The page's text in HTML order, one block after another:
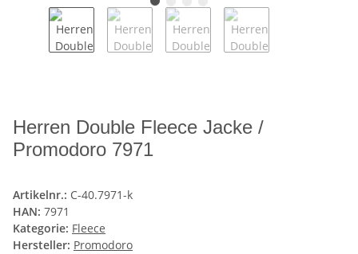
Herren Double Fleece Jacke /
Promodoro 7971
Artikelnr.: C-40.7971-k
HAN: 7971
Kategorie: Fleece
Hersteller: Promodoro